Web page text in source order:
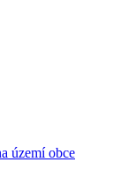
území obce